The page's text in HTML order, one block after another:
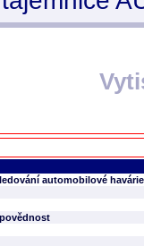
automobilové